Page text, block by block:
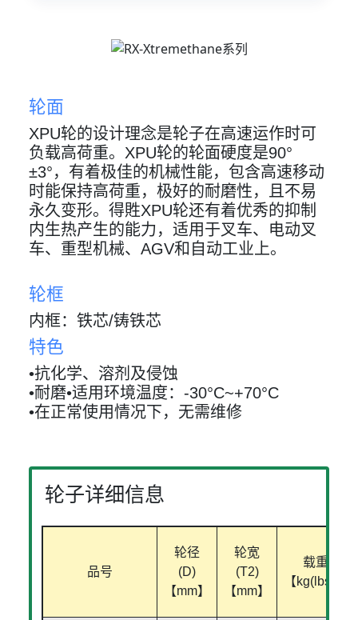
轮面
XPU轮的设计理念是轮子在高速运作时可
负载高荷重。XPU轮的轮面硬度是90°
±3°，有着极佳的机械性能，包含高速移动
时能保持高荷重，极好的耐磨性，且不易
永久变形。得貹XPU轮还有着优秀的抑制
内生热产生的能力，适用于叉车、电动叉
车、重型机械、AGV和自动工业上。
轮框
内框：铁芯/铸铁芯
特色
•抗化学、溶剂及侵蚀
•耐磨•适用环境温度：-30°C~+70°C
•在正常使用情况下，无需维修
轮子详细信息
品号
轮径
(D)
【mm】
轮宽
(T2)
【mm】
载重
【kg(lbs)】